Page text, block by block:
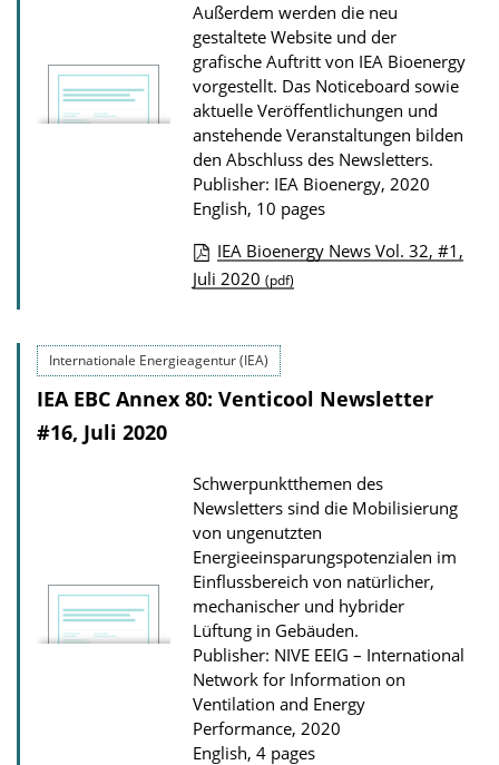
o
n
D
o
w
n
l
a
d
Außerdem werden die neu
gestaltete Website und der
grafische Auftritt von IEA Bioenergy
vorgestellt. Das Noticeboard sowie
aktuelle Veröffentlichungen und
anstehende Veranstaltungen bilden
den Abschluss des Newsletters.
Publisher: IEA Bioenergy, 2020
English, 10 pages
P
b
l
i
t
i
o
n
D
o
w
n
l
IEA Bioenergy News Vol. 32, #1,
Juli 2020 (pdf)
Internationale Energieagentur (IEA)
IEA EBC Annex 80: Venticool Newsletter
#16, Juli 2020
Schwerpunktthemen des
Newsletters sind die Mobilisierung
von ungenutzten
Energieeinsparungspotenzialen im
Einflussbereich von natürlicher,
mechanischer und hybrider
Lüftung in Gebäuden.
Publisher: NIVE EEIG – International
Network for Information on
Ventilation and Energy
Performance, 2020
English, 4 pages